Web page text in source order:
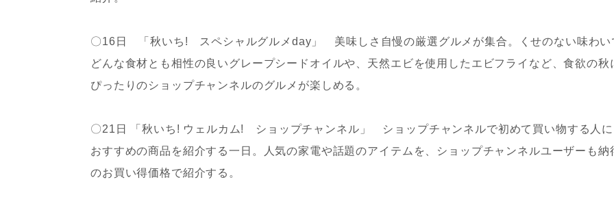
〇16日 「秋いち! スペシャルグルメday」 美味しさ自慢の厳選グルメが集合。くせのない味わい
どんな食材とも相性の良いグレープシードオイルや、天然エビを使用したエビフライなど、食欲の秋
ぴったりのショップチャンネルのグルメが楽しめる。
〇21日 「秋いち! ウェルカム! ショップチャンネル」 ショップチャンネルで初めて買い物する人に
おすすめの商品を紹介する一日。人気の家電や話題のアイテムを、ショップチャンネルユーザーも納
のお買い得価格で紹介する。